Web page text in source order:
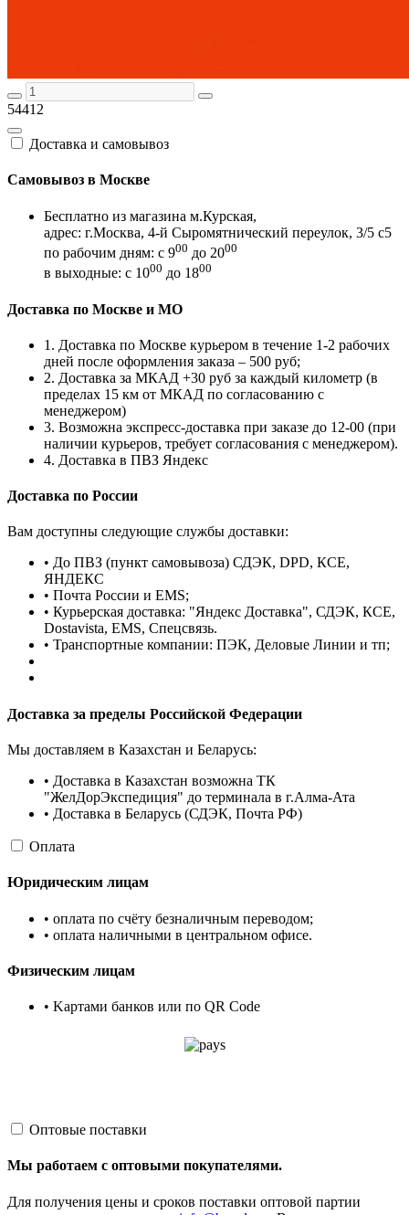
54412
Доставка и самовывоз
Самовывоз в Москве
Бесплатно из магазина м.Курская,
адрес: г.Москва, 4-й Сыромятнический переулок, 3/5 с5
по рабочим дням: с 900 до 2000
в выходные: с 1000 до 1800
Доставка по Москве и МО
1. Доставка по Москве курьером в течение 1-2 рабочих
дней после оформления заказа – 500 руб;
2. Доставка за МКАД +30 руб за каждый километр (в
пределах 15 км от МКАД по согласованию с
менеджером)
3. Возможна экспресс-доставка при заказе до 12-00 (при
наличии курьеров, требует согласования с менеджером).
4. Доставка в ПВЗ Яндекс
Доставка по России
Вам доступны следующие службы доставки:
• До ПВЗ (пункт самовывоза) СДЭК, DPD, КСЕ,
ЯНДЕКС
• Почта России и EMS;
• Курьерская доставка: "Яндекс Доставка", СДЭК, КСЕ,
Dostavista, EMS, Спецсвязь.
• Транспортные компании: ПЭК, Деловые Линии и тп;
Доставка за пределы Российской Федерации
Мы доставляем в Казахстан и Беларусь:
• Доставка в Казахстан возможна ТК
"ЖелДорЭкспедиция" до терминала в г.Алма-Ата
• Доставка в Беларусь (СДЭК, Почта РФ)
Оплата
Юридическим лицам
• оплата по счёту безналичным переводом;
• оплата наличными в центральном офисе.
Физическим лицам
• Kартами банков или по QR Code
Оптовые поставки
Мы работаем с оптовыми покупателями.
Для получения цены и сроков поставки оптовой партии